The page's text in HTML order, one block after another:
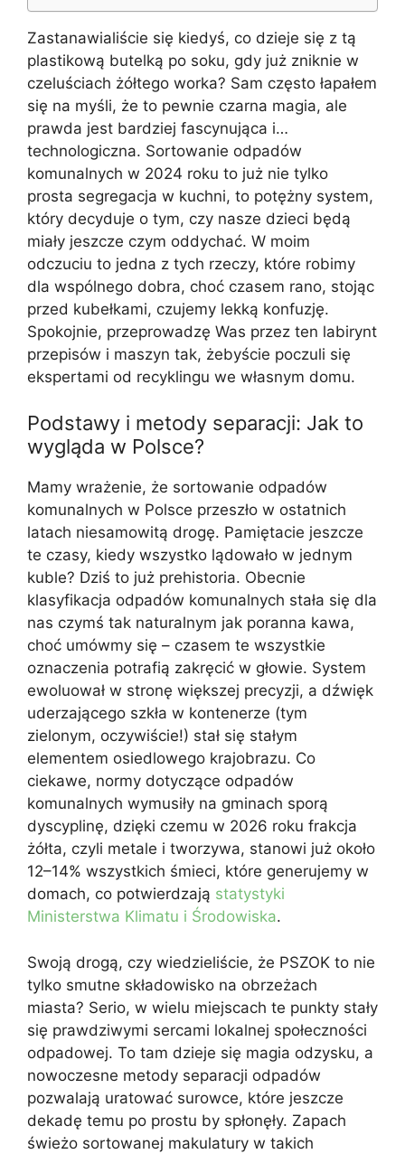
Zastanawialiście się kiedyś, co dzieje się z tą
plastikową butelką po soku, gdy już zniknie w
czeluściach żółtego worka? Sam często łapałem
się na myśli, że to pewnie czarna magia, ale
prawda jest bardziej fascynująca i…
technologiczna. Sortowanie odpadów
komunalnych w 2024 roku to już nie tylko
prosta segregacja w kuchni, to potężny system,
który decyduje o tym, czy nasze dzieci będą
miały jeszcze czym oddychać. W moim
odczuciu to jedna z tych rzeczy, które robimy
dla wspólnego dobra, choć czasem rano, stojąc
przed kubełkami, czujemy lekką konfuzję.
Spokojnie, przeprowadzę Was przez ten labirynt
przepisów i maszyn tak, żebyście poczuli się
ekspertami od recyklingu we własnym domu.
Podstawy i metody separacji: Jak to
wygląda w Polsce?
Mamy wrażenie, że sortowanie odpadów
komunalnych w Polsce przeszło w ostatnich
latach niesamowitą drogę. Pamiętacie jeszcze
te czasy, kiedy wszystko lądowało w jednym
kuble? Dziś to już prehistoria. Obecnie
klasyfikacja odpadów komunalnych stała się dla
nas czymś tak naturalnym jak poranna kawa,
choć umówmy się – czasem te wszystkie
oznaczenia potrafią zakręcić w głowie. System
ewoluował w stronę większej precyzji, a dźwięk
uderzającego szkła w kontenerze (tym
zielonym, oczywiście!) stał się stałym
elementem osiedlowego krajobrazu. Co
ciekawe, normy dotyczące odpadów
komunalnych wymusiły na gminach sporą
dyscyplinę, dzięki czemu w 2026 roku frakcja
żółta, czyli metale i tworzywa, stanowi już około
12–14% wszystkich śmieci, które generujemy w
domach, co potwierdzają statystyki
Ministerstwa Klimatu i Środowiska.
Swoją drogą, czy wiedzieliście, że PSZOK to nie
tylko smutne składowisko na obrzeżach
miasta? Serio, w wielu miejscach te punkty stały
się prawdziwymi sercami lokalnej społeczności
odpadowej. To tam dzieje się magia odzysku, a
nowoczesne metody separacji odpadów
pozwalają uratować surowce, które jeszcze
dekadę temu po prostu by spłonęły. Zapach
świeżo sortowanej makulatury w takich